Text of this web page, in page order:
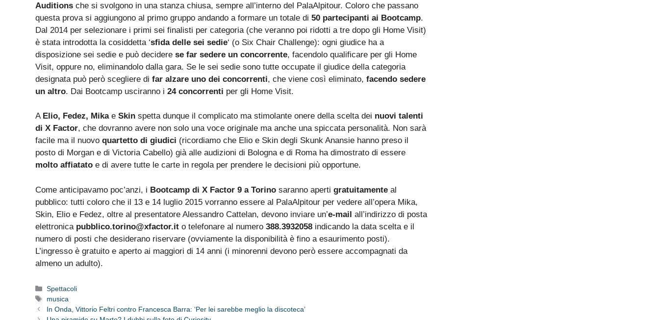
Auditions che si svolgono in una stanza chiusa, sempre all’interno del PalaAlpitour. Coloro che passano
questa prova si aggiungono al primo gruppo andando a formare un totale di 50 partecipanti ai Bootcamp.
Dal 2014 per selezionare i primi sei finalisti per categoria (che veranno poi ridotti a tre dopo gli Home Visit)
è stata introdotta la cosiddetta ‘sfida delle sei sedie‘ (o Six Chair Challenge): ogni giudice ha a
disposizione sei sedie e può decidere se far sedere un concorrente, facendolo qualificare per gli Home
Visit, oppure no, eliminandolo dalla gara. Se le sei sedie sono tutte occupate il giudice della categoria
designata può però scegliere di far alzare uno dei concorrenti, che viene così eliminato, facendo sedere
un altro. Dai Bootcamp usciranno i 24 concorrenti per gli Home Visit.
A Elio, Fedez, Mikae Skin spetta dunque il complicato ma stimolante onere della scelta dei nuovi talenti
di X Factor, che dovranno avere non solo una voce originale ma anche una spiccata personalità. Non sarà
facile ma il nuovo quartetto di giudici (ricordiamo che Elio e Skin degli Skunk Anansie hanno preso il
posto di Morgan e di Victoria Cabello) già alle audizioni di Bologna e di Roma ha dimostrato di essere
molto affiatato e di avere tutte le carte in regola per prendere le decisioni più opportune.
Come anticipavamo poc’anzi, i Bootcamp di X Factor 9 a Torino saranno aperti gratuitamente al
pubblico: tutti coloro che il 13 e 14 luglio 2015 vorranno essere al PalaAlpitour per vedere all’opera Mika,
Skin, Elio e Fedez, oltre al presentatore Alessandro Cattelan, devono inviare un’e-mail all’indirizzo di posta
elettronica pubblico.torino@xfactor.it o telefonare al numero 388.3932058 indicando la data scelta e il
numero di posti che desiderano riservare (ovviamente la disponibilità è fino a esaurimento posti).
L’ingresso è gratuito e aperto ai maggiori di 14 anni (i minorenni devono però essere accompagnati da
almeno un adulto).
Categorie
Spettacoli
Tag
musica
In Onda, Vittorio Feltri contro Francesca Barra: ‘Per lei sarebbe meglio la discoteca’